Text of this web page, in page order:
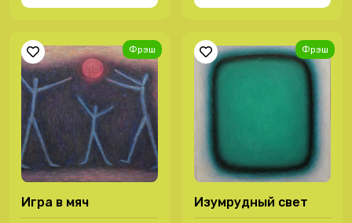
Фрэш
Игра в мяч
Фрэш
Изумрудный свет